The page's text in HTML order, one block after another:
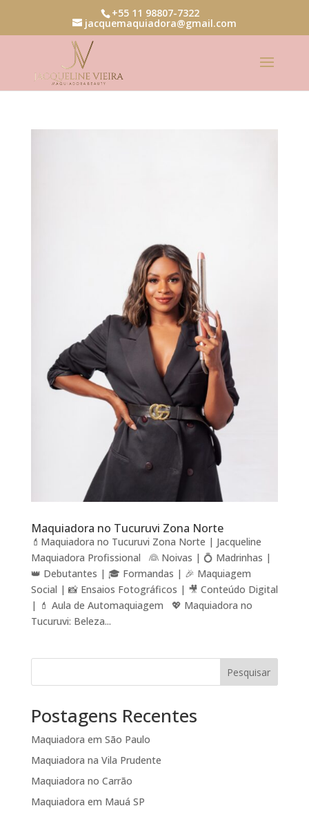
+55 11 98807-7322
jacquemaquiadora@gmail.com
Maquiadora no Tucuruvi Zona Norte
💄Maquiadora no Tucuruvi Zona Norte | Jacqueline
Maquiadora Profissional 👰 Noivas | 💍 Madrinhas |
👑 Debutantes | 🎓 Formandas | 🎉 Maquiagem
Social | 📸 Ensaios Fotográficos | 🎥 Conteúdo Digital
| 💄 Aula de Automaquiagem 💖 Maquiadora no
Tucuruvi: Beleza...
Pesquisar
Postagens Recentes
Maquiadora em São Paulo
Maquiadora na Vila Prudente
Maquiadora no Carrão
Maquiadora em Mauá SP